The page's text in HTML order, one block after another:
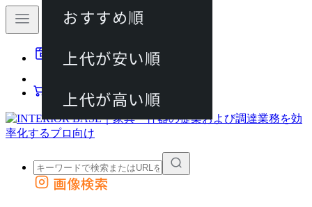
動画マニュアル
カート
外部サイトの商品をカートに追加
画像検索
おすすめ順
上代が安い順
上代が高い順